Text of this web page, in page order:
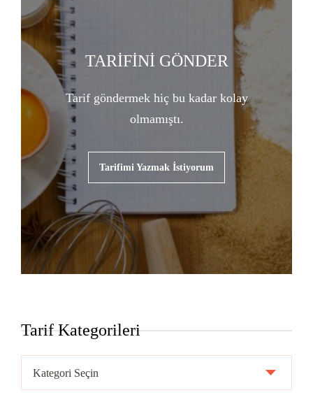
TARİFİNİ GÖNDER
Tarif göndermek hiç bu kadar kolay
olmamıştı.
Tarifimi Yazmak İstiyorum
Tarif Kategorileri
Kategorileri